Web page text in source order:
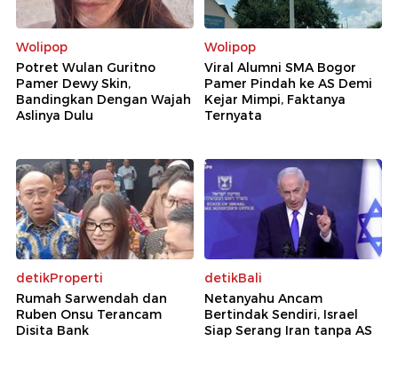
Wolipop
Potret Wulan Guritno
Pamer Dewy Skin,
Bandingkan Dengan Wajah
Aslinya Dulu
Wolipop
Viral Alumni SMA Bogor
Pamer Pindah ke AS Demi
Kejar Mimpi, Faktanya
Ternyata
detikProperti
Rumah Sarwendah dan
Ruben Onsu Terancam
Disita Bank
detikBali
Netanyahu Ancam
Bertindak Sendiri, Israel
Siap Serang Iran tanpa AS